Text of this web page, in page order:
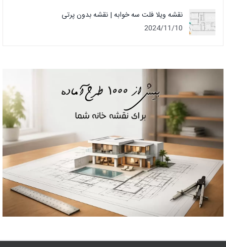
نقشه ویلا فلت سه خوابه | نقشه بدون پرتی
2024/11/10